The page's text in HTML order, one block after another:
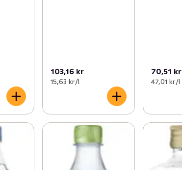
103,16 kr
15,63 kr /l
70,51 kr
47,01 kr /l